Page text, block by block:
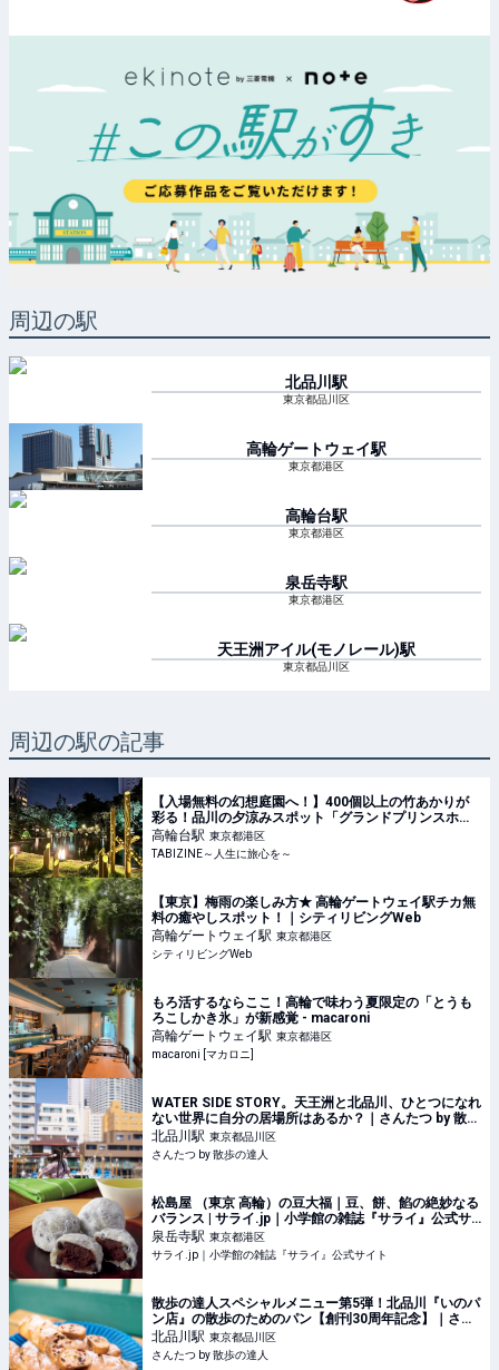
周辺の駅
北品川 駅
東京都品川区
高輪ゲートウェイ駅
東京都港区
高輪台駅
東京都港区
泉岳寺駅
東京都港区
天王洲アイル(モノレール)駅
東京都品川区
周辺の駅の記事
【入場無料の幻想庭園へ！】400個以上の竹あかりが
彩る！品川の夕涼みスポット「グランドプリンスホテ
ル高輪」を現地レビュー
高輪台駅 東京都港区
TABIZINE～人生に旅心を～
【東京】梅雨の楽しみ方★ 高輪ゲートウェイ駅チカ無
料の癒やしスポット！｜シティリビングWeb
高輪ゲートウェイ駅 東京都港区
シティリビングWeb
もろ活するならここ！高輪で味わう夏限定の「とうも
ろこしかき氷」が新感覚 - macaroni
高輪ゲートウェイ駅 東京都港区
macaroni [マカロニ]
WATER SIDE STORY。天王洲と北品川、ひとつになれ
ない世界に自分の居場所はあるか？｜さんたつ by 散歩
の達人
北品川駅 東京都品川区
さんたつ by 散歩の達人
松島屋 （東京 高輪）の豆大福｜豆、餅、餡の絶妙なる
バランス | サライ.jp｜小学館の雑誌『サライ』公式サ
イト
泉岳寺駅 東京都港区
サライ.jp｜小学館の雑誌『サライ』公式サイト
散歩の達人スペシャルメニュー第5弾！北品川『いのパ
ン店』の散歩のためのパン【創刊30周年記念】｜さん
たつ by 散歩の達人
北品川駅 東京都品川区
さんたつ by 散歩の達人